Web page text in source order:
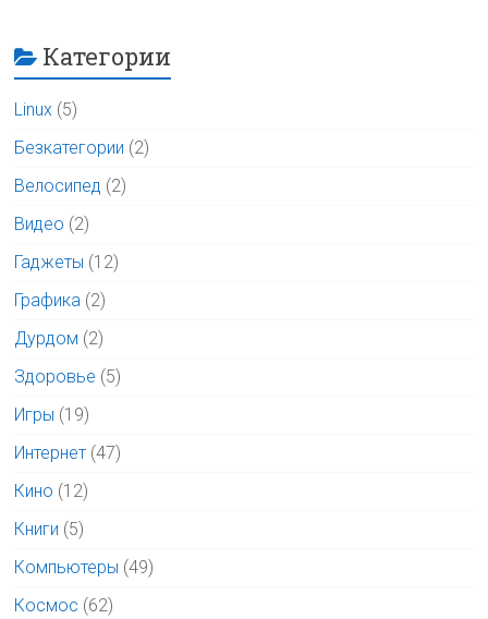
Категории
Linux (5)
Безкатегории (2)
Велосипед (2)
Видео (2)
Гаджеты (12)
Графика (2)
Дурдом (2)
Здоровье (5)
Игры (19)
Интернет (47)
Кино (12)
Книги (5)
Компьютеры (49)
Космос (62)